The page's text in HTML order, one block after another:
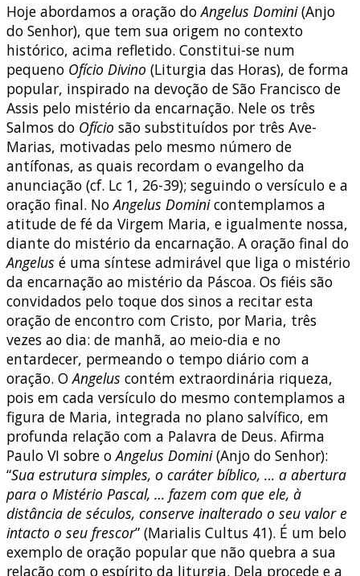
Hoje abordamos a oração doAngelus Domini(Anjo
do Senhor), que tem sua origem no contexto
histórico, acima refletido. Constitui-se num
pequeno Ofício Divino (Liturgia das Horas), de forma
popular, inspirado na devoção de São Francisco de
Assis pelo mistério da encarnação. Nele os três
Salmos do Ofício são substituídos por três Ave-
Marias, motivadas pelo mesmo número de
antífonas, as quais recordam o evangelho da
anunciação (cf. Lc 1, 26-39); seguindo o versículo e a
oração final. NoAngelus Dominicontemplamos a
atitude de fé da Virgem Maria, e igualmente nossa,
diante do mistério da encarnação. A oração final do
Angelus é uma síntese admirável que liga o mistério
da encarnação ao mistério da Páscoa. Os fiéis são
convidados pelo toque dos sinos a recitar esta
oração de encontro com Cristo, por Maria, três
vezes ao dia: de manhã, ao meio-dia e no
entardecer, permeando o tempo diário com a
oração. OAngelus contém extraordinária riqueza,
pois em cada versículo do mesmo contemplamos a
figura de Maria, integrada no plano salvífico, em
profunda relação com a Palavra de Deus. Afirma
Paulo VI sobre oAngelus Domini(Anjo do Senhor):
“Sua estrutura simples, o caráter bíblico, … a abertura
para o Mistério Pascal, … fazem com que ele, à
distância de séculos, conserve inalterado o seu valor e
intacto o seu frescor” (Marialis Cultus 41). É um belo
exemplo de oração popular que não quebra a sua
relação com o espírito da liturgia. Dela procede e a